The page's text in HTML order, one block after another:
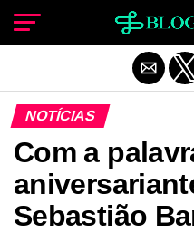
NOTÍCIAS
Com a
Sebastião
Sair da